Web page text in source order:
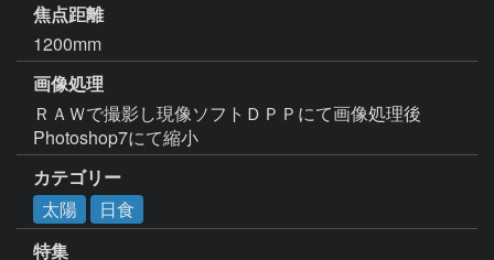
焦点距離
1200mm
画像処理
ＲＡＷで撮影し現像ソフトＤＰＰにて画像処理後
Photoshop7にて縮小
カテゴリー
太陽
日食
特集